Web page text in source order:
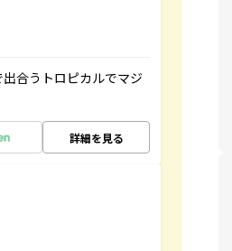
合うトロピカルでマジ
詳細を見る